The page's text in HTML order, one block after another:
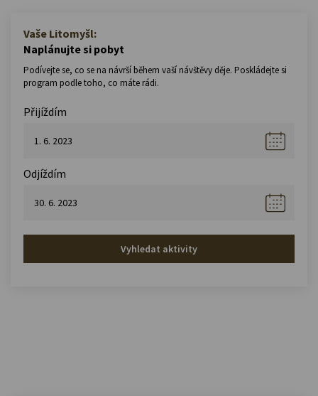
Vaše Litomyšl:
Naplánujte si pobyt
Podívejte se, co se na návrší během vaší návštěvy děje. Poskládejte si
program podle toho, co máte rádi.
Přijíždím
Odjíždím
Vyhledat aktivity